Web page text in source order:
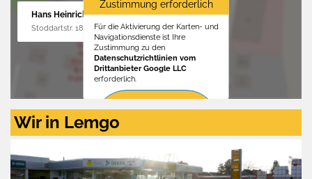
Hans Heinrichs GmbH
Stoddartstr. 18, 32758 Detmold
Zustimmung erforderlich
Für die Aktivierung der Karten- und
Navigationsdienste ist Ihre
Zustimmung zu den
Datenschutzrichtlinien vom
Drittanbieter Google LLC
erforderlich.
Zustimmen
aktivieren
Wir in Lemgo